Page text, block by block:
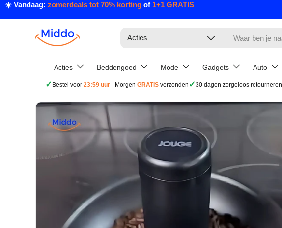
Ga naar inhoud
☀️ Vandaag: zomerdeals tot 70% korting of 1+1 GRATIS
Acties
Acties Beddengoed Mode Gadgets Auto
✓ Bestel voor 23:59 uur - Morgen GRATIS verzonden ✓30 dagen zorgeloos retourneren
Ga direct naar productinformatie